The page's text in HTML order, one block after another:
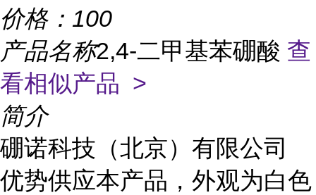
价格： 100
产品名称2,4-二甲基苯硼酸 查
看相似产品 >
简介
硼诺科技（北京）有限公司
优势供应本产品，外观为白色